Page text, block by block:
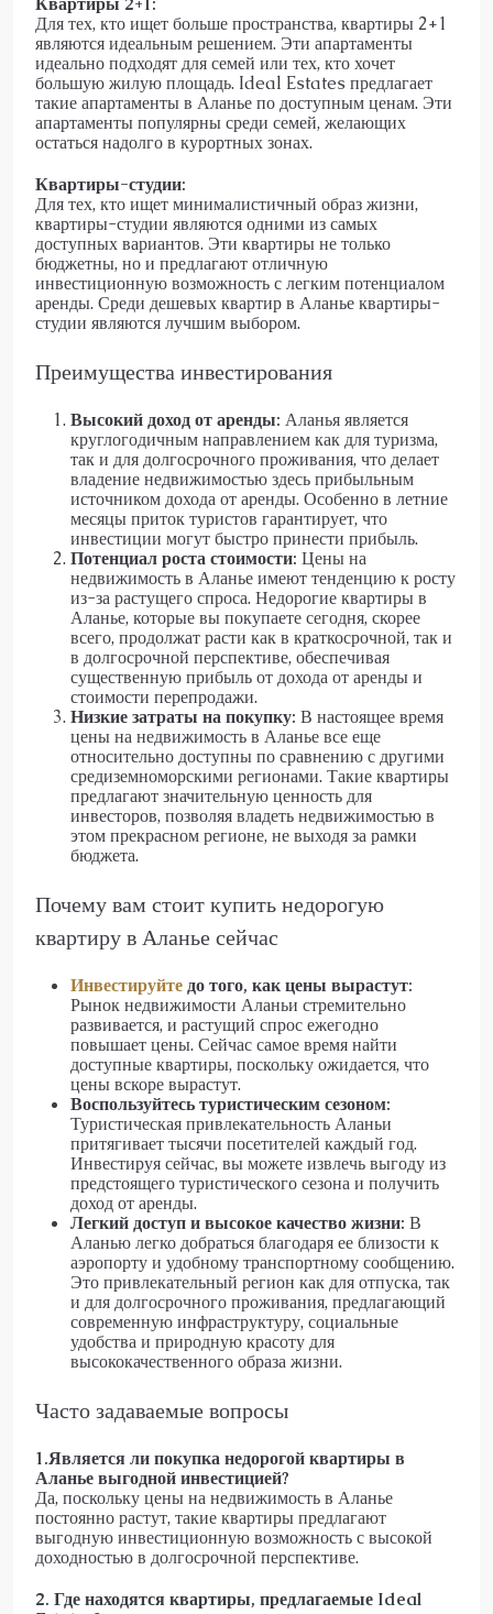
Для тех, кто ищет больше пространства, квартиры 2+1
являются идеальным решением. Эти апартаменты
идеально подходят для семей или тех, кто хочет
большую жилую площадь. Ideal Estates предлагает
такие апартаменты в Аланье по доступным ценам. Эти
апартаменты популярны среди семей, желающих
остаться надолго в курортных зонах.
Квартиры-студии:
Для тех, кто ищет минималистичный образ жизни,
квартиры-студии являются одними из самых
доступных вариантов. Эти квартиры не только
бюджетны, но и предлагают отличную
инвестиционную возможность с легким потенциалом
аренды. Среди дешевых квартир в Аланье квартиры-
студии являются лучшим выбором.
Преимущества инвестирования
Высокий доход от аренды: Аланья является
круглогодичным направлением как для туризма,
так и для долгосрочного проживания, что делает
владение недвижимостью здесь прибыльным
источником дохода от аренды. Особенно в летние
месяцы приток туристов гарантирует, что
инвестиции могут быстро принести прибыль.
Потенциал роста стоимости: Цены на
недвижимость в Аланье имеют тенденцию к росту
из-за растущего спроса. Недорогие квартиры в
Аланье, которые вы покупаете сегодня, скорее
всего, продолжат расти как в краткосрочной, так и
в долгосрочной перспективе, обеспечивая
существенную прибыль от дохода от аренды и
стоимости перепродажи.
Низкие затраты на покупку: В настоящее время
цены на недвижимость в Аланье все еще
относительно доступны по сравнению с другими
средиземноморскими регионами. Такие квартиры
предлагают значительную ценность для
инвесторов, позволяя владеть недвижимостью в
этом прекрасном регионе, не выходя за рамки
бюджета.
Почему вам стоит купить недорогую
квартиру в Аланье сейчас
Инвестируйтедо того, как цены вырастут:
Рынок недвижимости Аланьи стремительно
развивается, и растущий спрос ежегодно
повышает цены. Сейчас самое время найти
доступные квартиры, поскольку ожидается, что
цены вскоре вырастут.
Воспользуйтесь туристическим сезоном:
Туристическая привлекательность Аланьи
притягивает тысячи посетителей каждый год.
Инвестируя сейчас, вы можете извлечь выгоду из
предстоящего туристического сезона и получить
доход от аренды.
Легкий доступ и высокое качество жизни: В
Аланью легко добраться благодаря ее близости к
аэропорту и удобному транспортному сообщению.
Это привлекательный регион как для отпуска, так
и для долгосрочного проживания, предлагающий
современную инфраструктуру, социальные
удобства и природную красоту для
высококачественного образа жизни.
Часто задаваемые вопросы
1.Является ли покупка недорогой квартиры в
Аланье выгодной инвестицией?
Да, поскольку цены на недвижимость в Аланье
постоянно растут, такие квартиры предлагают
выгодную инвестиционную возможность с высокой
доходностью в долгосрочной перспективе.
2. Где находятся квартиры, предлагаемые Ideal